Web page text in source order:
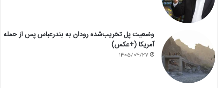
وضعیت پل تخریب‌شده رودان به بندرعباس پس از حمله
آمریکا (+عکس)
1405/04/27